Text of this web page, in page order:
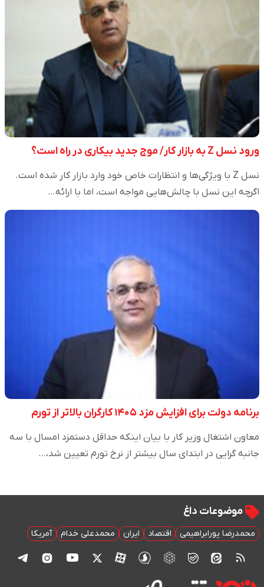
ورود نسل Z به بازار کار/ موج جدید بیکاری در راه است؟
نسل Z با ویژگی‌ها و انتظارات خاص خود وارد بازار کار شده است.
اگرچه این نسل با چالش‌هایی مواجه است، اما با ارائه…
برنامه دولت برای افزایش مزد ۱۴۰۵ کارگران بالاتر از تورم
معاون اشتغال وزیر کار با بیان اینکه حداقل دستمزد امسال با سه
جانبه گرایی در ابتدای سال بیشتر از نرخ تورم تعیین شد،…
موضوعات داغ
محمدرضا پورابراهیمی اقتصاد ایران محمدعلی خدام آمریکا